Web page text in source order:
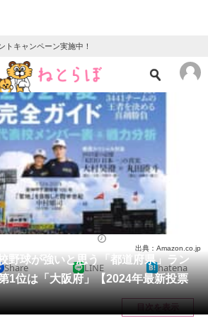
トキャンペーン実施中！
ニュース
クイズ
地域
教育・育児
リサーチ
合ページ
野球が強いと思う「都道府県」ラン
位は「大阪府」【2024年最新投票
出典：Amazon.co.jp
Share LINE hatena
目次を表示